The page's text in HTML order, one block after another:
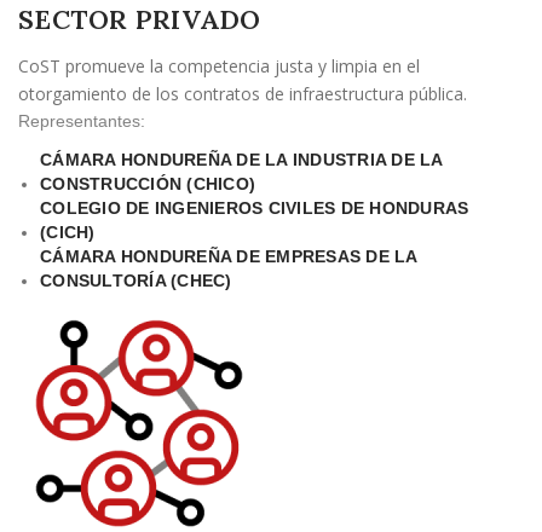
SECTOR PRIVADO
CoST promueve la competencia justa y limpia en el
otorgamiento de los contratos de infraestructura pública.
Representantes:
CÁMARA HONDUREÑA DE LA INDUSTRIA DE LA
CONSTRUCCIÓN (CHICO)
COLEGIO DE INGENIEROS CIVILES DE HONDURAS
(CICH)
CÁMARA HONDUREÑA DE EMPRESAS DE LA
CONSULTORÍA (CHEC)